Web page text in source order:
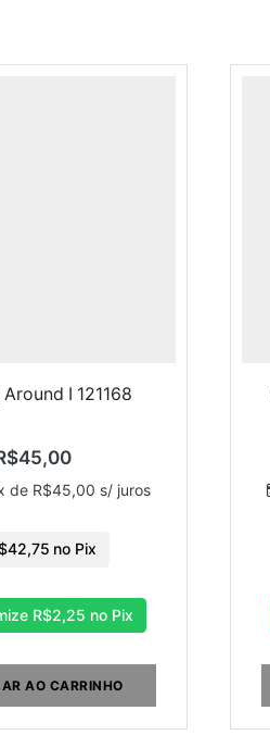
I 121168
45,00
de R$45,00 s/ juros
42,75 no Pix
R$2,25 no Pix
AO CARRINHO